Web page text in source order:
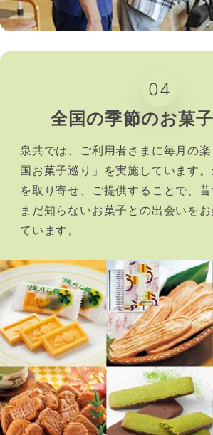
04
全国の季節のお菓
泉共では、ご利用者さまに毎月の
国お菓子巡り」を実施しています
を取り寄せ、ご提供することで、昔
まだ知らないお菓子との出会いを
ています。